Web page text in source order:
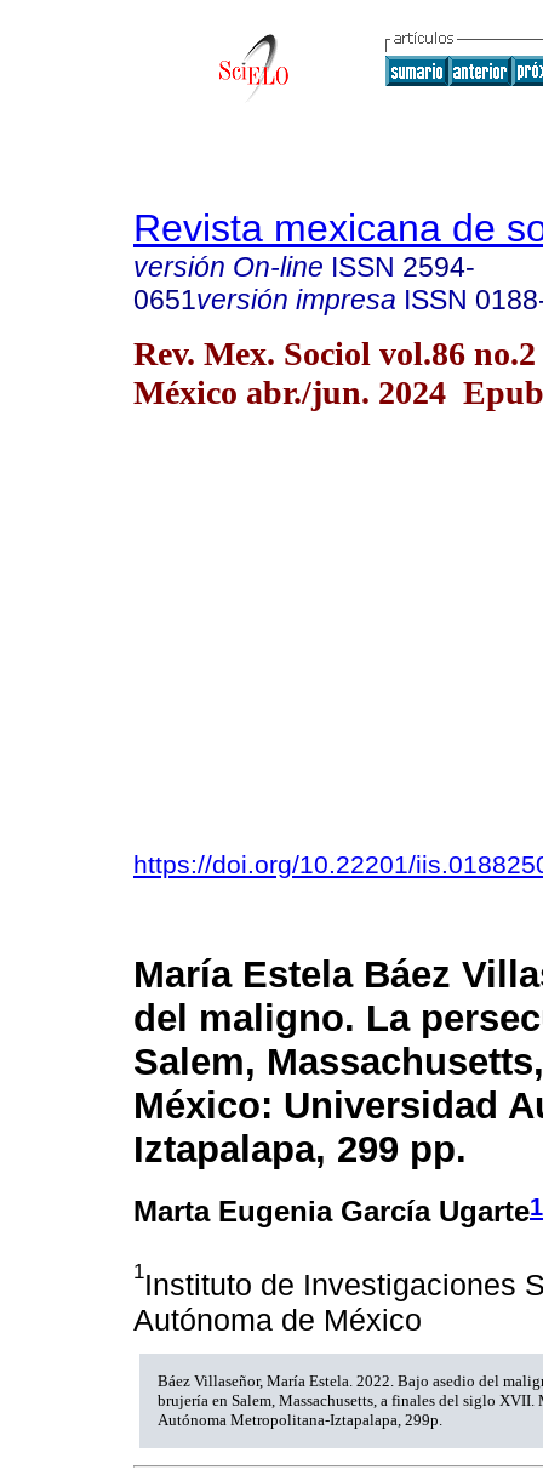
Revista mexicana de
versión On-line ISSN 2594-
0651versión impresa ISSN
Rev. Mex. Sociol vol.86
México abr./jun. 2024
https://doi.org/10.22201/
María Estela Báez
del maligno. La
Salem,
México: Universidad
Iztapalapa, 299 pp.
Marta Eugenia García Ugarte1
1Instituto de Investigaciones
Autónoma de México
Báez Villaseñor, María Estela. 2022. Bajo asedio del
brujería en Salem, Massachusetts, a finales del siglo
Autónoma Metropolitana-Iztapalapa, 299p.